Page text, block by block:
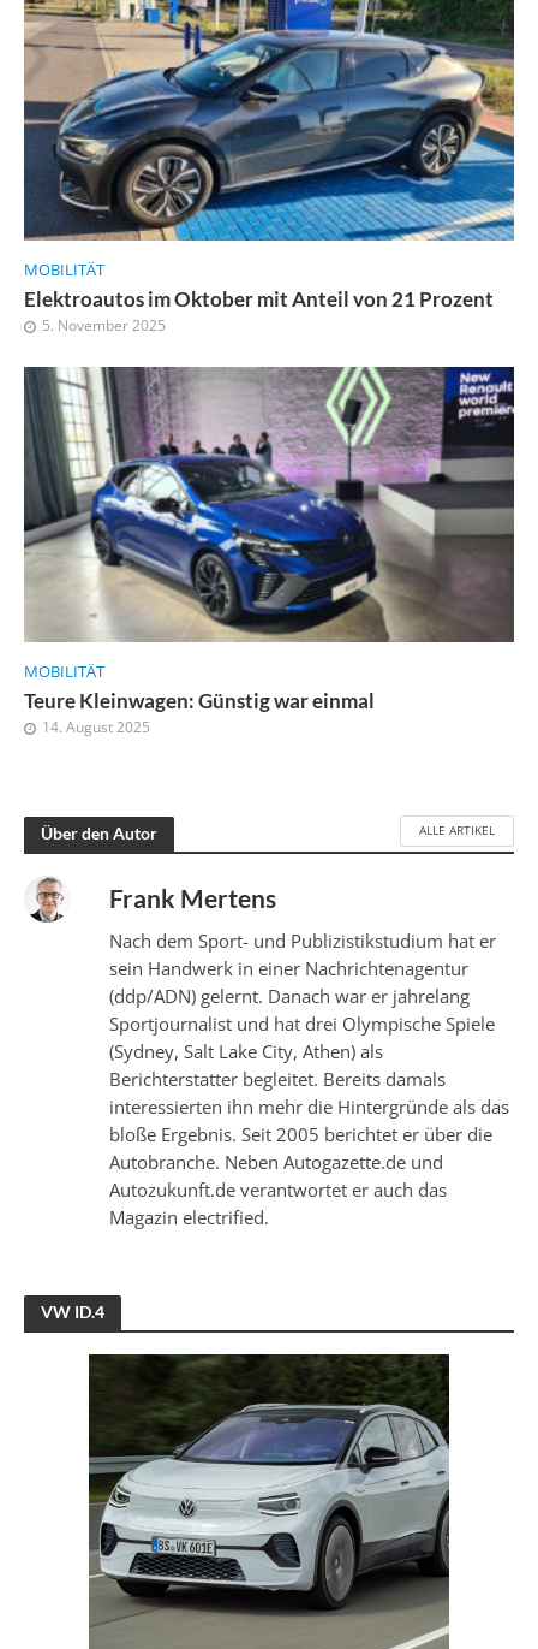
MOBILITÄT
Elektroautos im Oktober mit Anteil von 21 Prozent
5. November 2025
MOBILITÄT
Teure Kleinwagen: Günstig war einmal
14. August 2025
Über den Autor ALLE ARTIKEL
Frank Mertens
Nach dem Sport- und Publizistikstudium hat er
sein Handwerk in einer Nachrichtenagentur
(ddp/ADN) gelernt. Danach war er jahrelang
Sportjournalist und hat drei Olympische Spiele
(Sydney, Salt Lake City, Athen) als
Berichterstatter begleitet. Bereits damals
interessierten ihn mehr die Hintergründe als das
bloße Ergebnis. Seit 2005 berichtet er über die
Autobranche. Neben Autogazette.de und
Autozukunft.de verantwortet er auch das
Magazin electrified.
VW ID.4